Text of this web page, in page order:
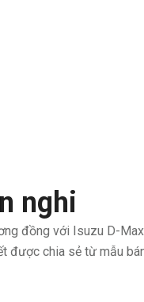
nghi
đồng với Isuzu D-
được chia sẻ từ mẫu